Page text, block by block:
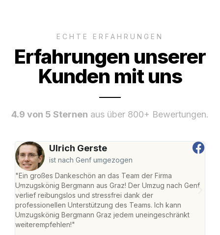
ECHTE ERFAHRUNGEN
Erfahrungen unserer
Kunden mit uns
4.9 von 5 Sternen aus über 800+ Bewertungen.
Ulrich Gerste
ist nach Genf umgezogen
"Ein großes Dankeschön an das Team der Firma
Umzugskönig Bergmann aus Graz! Der Umzug nach Genf
verlief reibungslos und stressfrei dank der
professionellen Unterstützung des Teams. Ich kann
Umzugskönig Bergmann Graz jedem uneingeschränkt
weiterempfehlen!"